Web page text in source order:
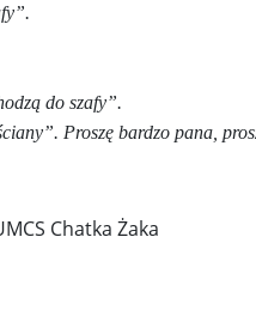
do szafy”.
Proszę bardzo pana,
Chatka Żaka